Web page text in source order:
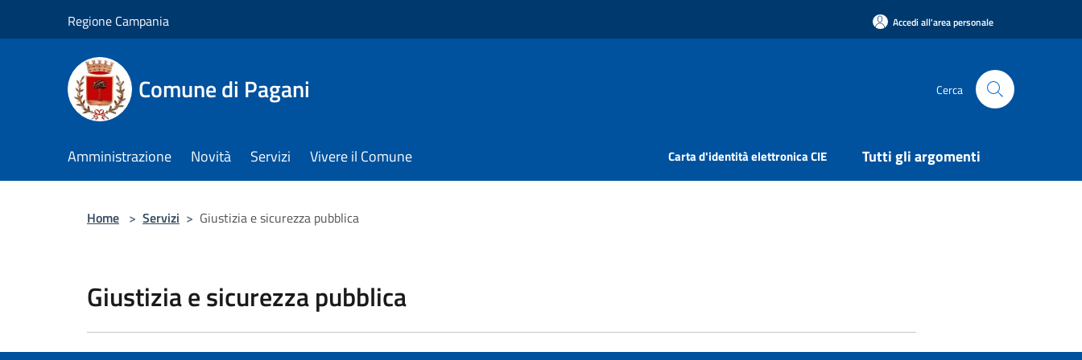
Regione Campania Accedi all'area personale
Comune di Pagani Cerca
Amministrazione Novità Servizi Vivere il Comune Carta d'identità elettronica CIE Tutti gli argomenti
Home > Servizi > Giustizia e sicurezza pubblica
Giustizia e sicurezza pubblica